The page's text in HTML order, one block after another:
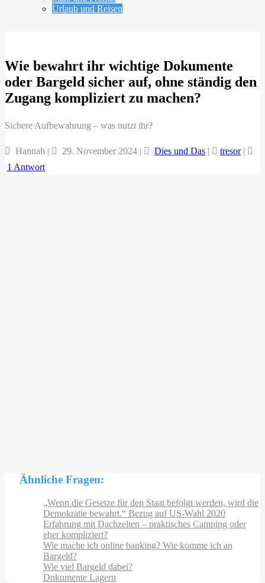
Urlaub und Reisen
Wie bewahrt ihr wichtige Dokumente
oder Bargeld sicher auf, ohne ständig den
Zugang kompliziert zu machen?
Sichere Aufbewahrung – was nutzt ihr?
Hannah | 29. November 2024 | Dies und Das | tresor|
1 Antwort
Ähnliche Fragen:
„Wenn die Gesetze für den Staat befolgt werden, wird die
Demokratie bewahrt.“ Bezug auf US-Wahl 2020
Erfahrung mit Dachzelten – praktisches Camping oder
eher kompliziert?
Wie mache ich online banking? Wie komme ich an
Bargeld?
Wie viel Bargeld dabei?
Dokumente Lagern